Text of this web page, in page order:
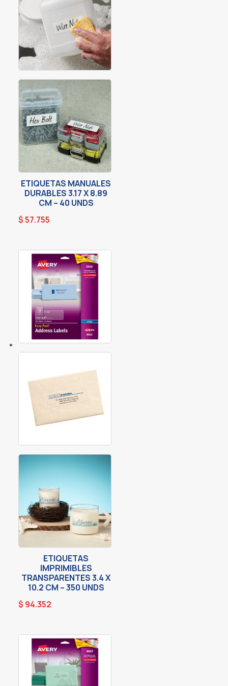
ETIQUETAS MANUALES
DURABLES 3.17 X 8.89
CM – 40 UNDS
$57.755
ETIQUETAS
IMPRIMIBLES
TRANSPARENTES 3.4 X
10.2 CM – 350 UNDS
$ 94.352